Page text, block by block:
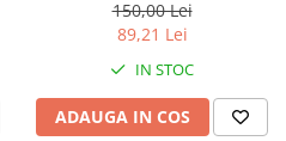
150,00 Lei
89,21 Lei
IN STOC
ADAUGA IN COS